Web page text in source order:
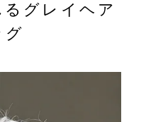
グレイヘア
グ